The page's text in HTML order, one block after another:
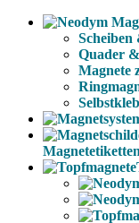
Scheiben
Quader
Magnete
Magnetetiketten